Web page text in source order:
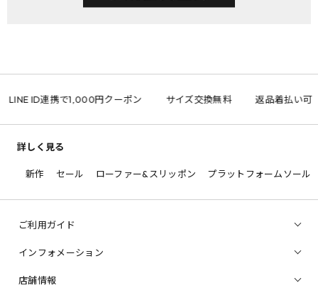
LINE ID連携で1,000円クーポン サイズ交換無料 返品着払い可
詳しく見る
新作 セール ローファー&スリッポン プラットフォームソール
ご利用ガイド
インフォメーション
店舗情報